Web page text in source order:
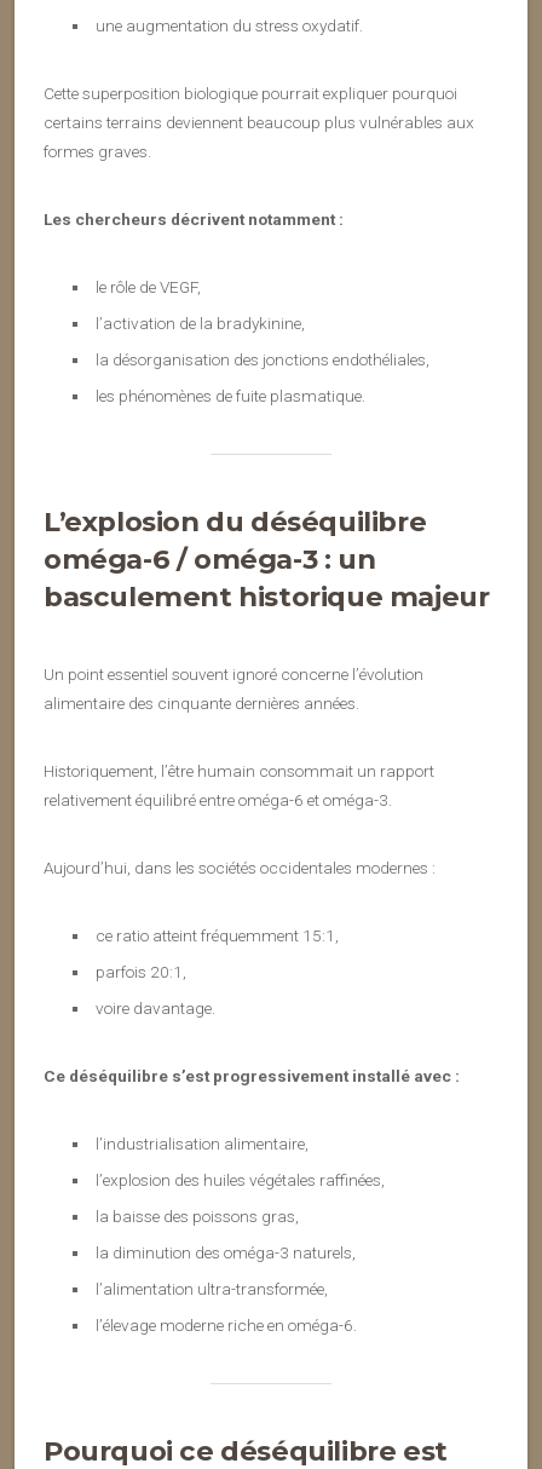
une augmentation du stress oxydatif.
Cette superposition biologique pourrait expliquer pourquoi
certains terrains deviennent beaucoup plus vulnérables aux
formes graves.
Les chercheurs décrivent notamment :
le rôle de VEGF,
l’activation de la bradykinine,
la désorganisation des jonctions endothéliales,
les phénomènes de fuite plasmatique.
L’explosion du déséquilibre
oméga-6 / oméga-3 : un
basculement historique majeur
Un point essentiel souvent ignoré concerne l’évolution
alimentaire des cinquante dernières années.
Historiquement, l’être humain consommait un rapport
relativement équilibré entre oméga-6 et oméga-3.
Aujourd’hui, dans les sociétés occidentales modernes :
ce ratio atteint fréquemment 15:1,
parfois 20:1,
voire davantage.
Ce déséquilibre s’est progressivement installé avec :
l’industrialisation alimentaire,
l’explosion des huiles végétales raffinées,
la baisse des poissons gras,
la diminution des oméga-3 naturels,
l’alimentation ultra-transformée,
l’élevage moderne riche en oméga-6.
Pourquoi ce déséquilibre est